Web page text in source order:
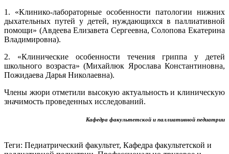
1. «Клинико-лабораторные особенности патологии нижних
дыхательных путей у детей, нуждающихся в паллиативной
помощи» (Авдеева Елизавета Сергеевна, Солопова Екатерина
Владимировна).
2. «Клинические особенности течения гриппа у детей
школьного возраста» (Михайлюк Ярослава Константиновна,
Пожидаева Дарья Николаевна).
Члены жюри отметили высокую актуальность и клиническую
значимость проведенных исследований.
Кафедра факультетской и паллиативной педиатрии
Теги: Педиатрический факультет, Кафедра факультетской и